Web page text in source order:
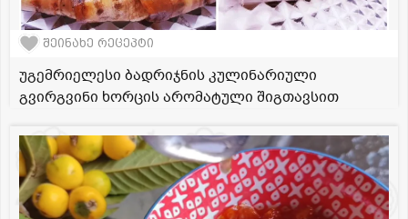
შეინახე რეცეპტი
უგემრიელესი ბადრიჯნის კულინარიული
გვირგვინი ხორცის არომატული შიგთავსით